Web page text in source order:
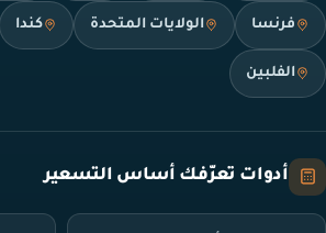
فرنسا الولايات المتحدة كندا
الفلبين
أدوات تعرّفك أساس التسعير